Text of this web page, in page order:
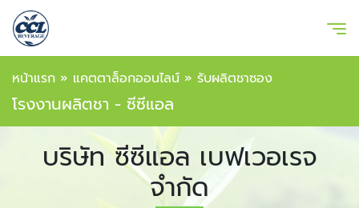
หน้าแรก » แคตตาล็อกออนไลน์ » รับผลิตชาซอง
โรงงานผลิตชา - ซีซีแอล
บริษัท ซีซีแอล เบฟเวอเรจ
จำกัด